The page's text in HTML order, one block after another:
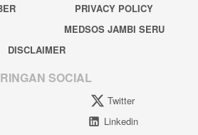
PRIVACY POLICY
MEDSOS JAMBI SERU
DISCLAIMER
SOCIAL
Twitter
Linkedin